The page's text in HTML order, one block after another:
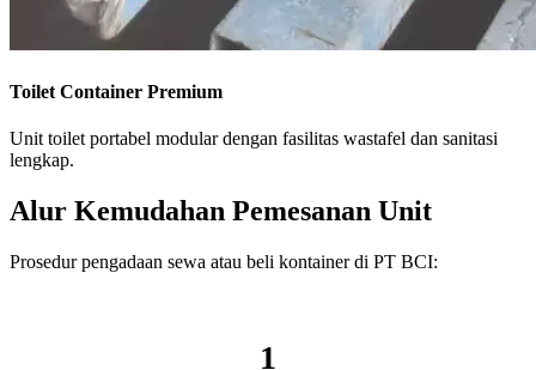
Toilet Container Premium
Unit toilet portabel modular dengan fasilitas wastafel dan sanitasi
lengkap.
Alur Kemudahan Pemesanan Unit
Prosedur pengadaan sewa atau beli kontainer di PT BCI:
1